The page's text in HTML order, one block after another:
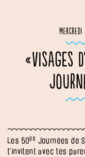
«VISAGES
Les 50es Journées de
t’invitent avec tes